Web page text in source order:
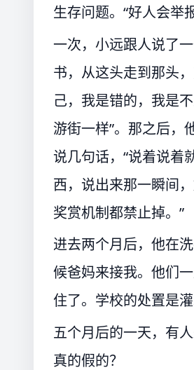
生存问题。“好人会举
一次，小远跟人说了
书，从这头走到那头
己，我是错的，我是
游街一样”。那之后，
说几句话，“说着说着
西，说出来那一瞬间
奖赏机制都禁止掉。”
进去两个月后，他在
候爸妈来接我。他们
住了。学校的处置是
五个月后的一天，有
真的假的？